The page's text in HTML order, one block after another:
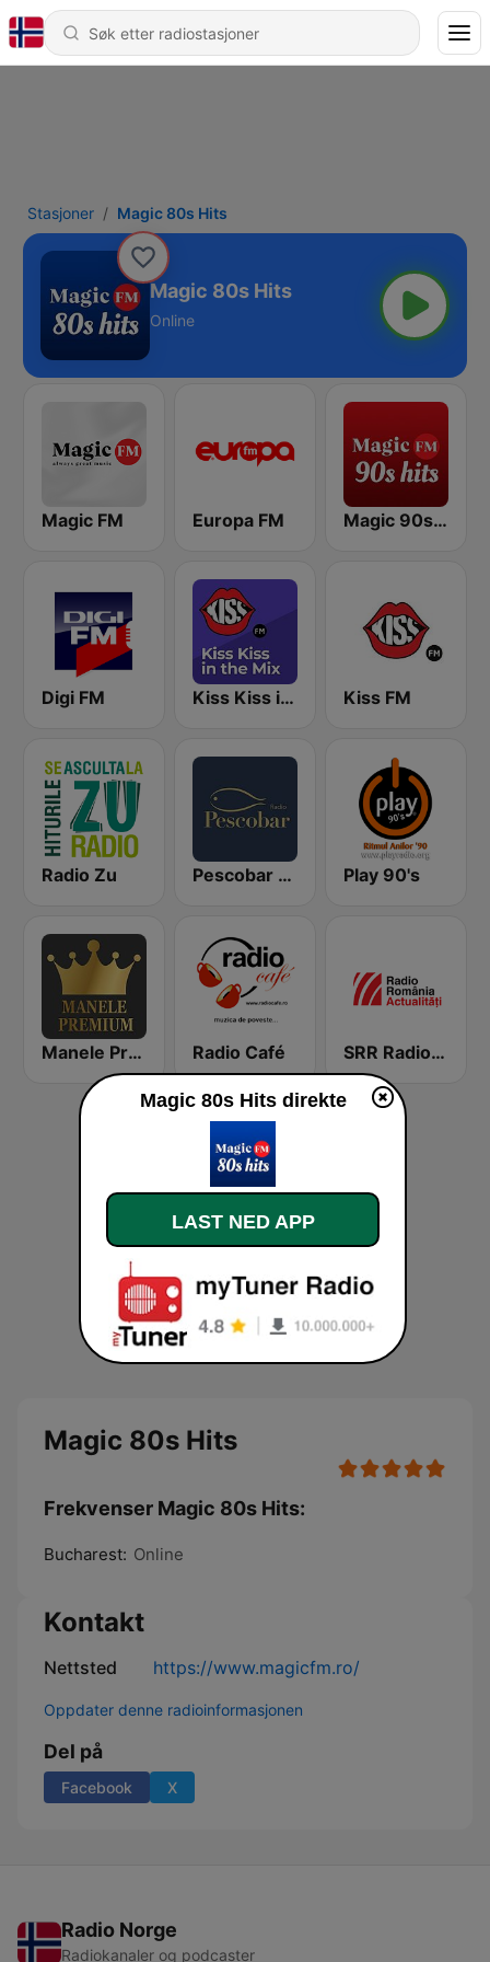
Stasjoner Magic 80s Hits
Magic 80s Hits
Online
Magic FM Europa FM Magic 90s Hits
Digi FM Kiss Kiss in the Mix Radio Kiss FM
Radio Zu Pescobar Radio Play 90's
Manele Premium Radio Café SRR Radio România Actualităţi
Magic 80s Hits
Frekvenser Magic 80s Hits:
Bucharest: Online
Kontakt
Nettsted https://www.magicfm.ro/
Oppdater denne radioinformasjonen
Del på
Facebook X
Radio Norge
Radiokanaler og podcaster
Magic 80s Hits direkte
LAST NED APP